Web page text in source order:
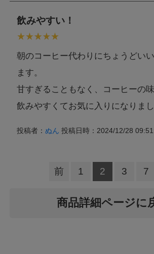
飲みやすい！
朝のコーヒー代わりにちょうどい
ます。
甘すぎることもなく、コーヒーの味
飲みやすくてお気に入りになりまし
投稿者：ぬん 投稿日時：2024/12/28
前 1 2 3 7
商品詳細ページに